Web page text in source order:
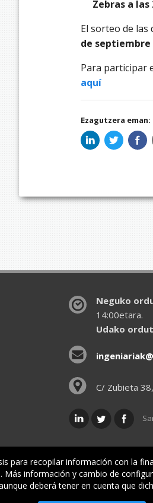
Zebras a las
El sorteo de las
de septiembre
Para participar
aquí
Ezagutzera eman:
Neguko
14:00etara.
Udako
C/ Zubieta
Oniritziak
para recopilar información con la
información y cambio de
deberá tener en cuenta que